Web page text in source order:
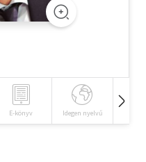
E-könyv Idegen nyelvű